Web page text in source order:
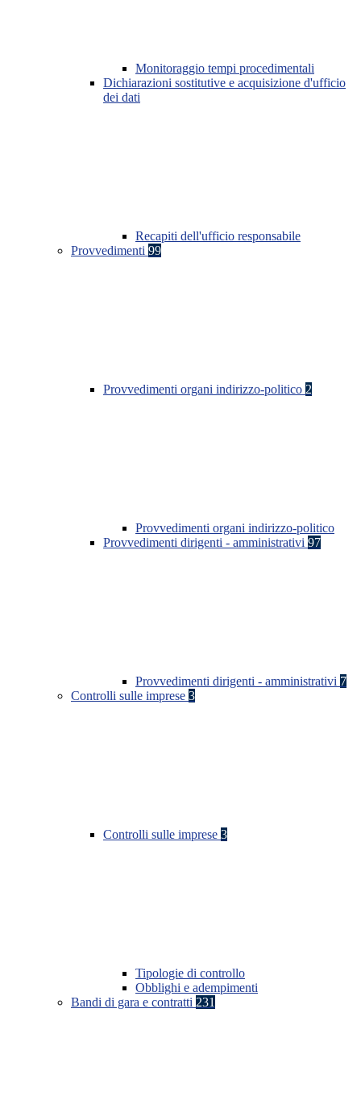
Monitoraggio tempi procedimentali
Dichiarazioni sostitutive e acquisizione d'ufficio
dei dati
Recapiti dell'ufficio responsabile
Provvedimenti 99
Provvedimenti organi indirizzo-politico 2
Provvedimenti organi indirizzo-politico
Provvedimenti dirigenti - amministrativi 97
Provvedimenti dirigenti - amministrativi 7
Controlli sulle imprese 3
Controlli sulle imprese 3
Tipologie di controllo
Obblighi e adempimenti
Bandi di gara e contratti 231